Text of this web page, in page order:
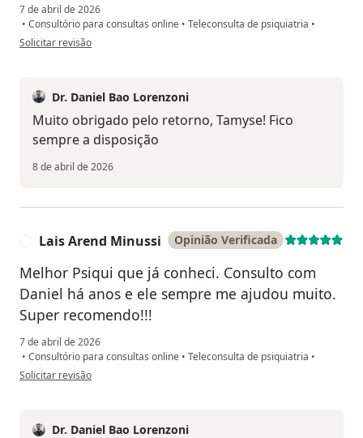
7 de abril de 2026
• Consultório para consultas online • Teleconsulta de psiquiatria •
na opinião do utilizador Tamyse Marques
Solicitar revisão
Dr. Daniel Bao Lorenzoni
Muito obrigado pelo retorno, Tamyse! Fico
sempre a disposição
8 de abril de 2026
Lais Arend Minussi Opinião Verificada
Melhor Psiqui que já conheci. Consulto com
Daniel há anos e ele sempre me ajudou muito.
Super recomendo!!!
7 de abril de 2026
• Consultório para consultas online • Teleconsulta de psiquiatria •
na opinião do utilizador Lais Arend Minussi
Solicitar revisão
Dr. Daniel Bao Lorenzoni